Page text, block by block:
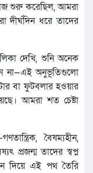
শুরু করেছিল, আমরা
ধরে তাদের
দেখি, শুনি অনেক
না—এই অনুভূতিগুলো
বা ফুটবলার হওয়ার
আমরা শত চেষ্টা
বৈষম্যহীন,
প্রজন্ম তাদের স্বপ্ন
দিয়ে এই পথ তৈরি